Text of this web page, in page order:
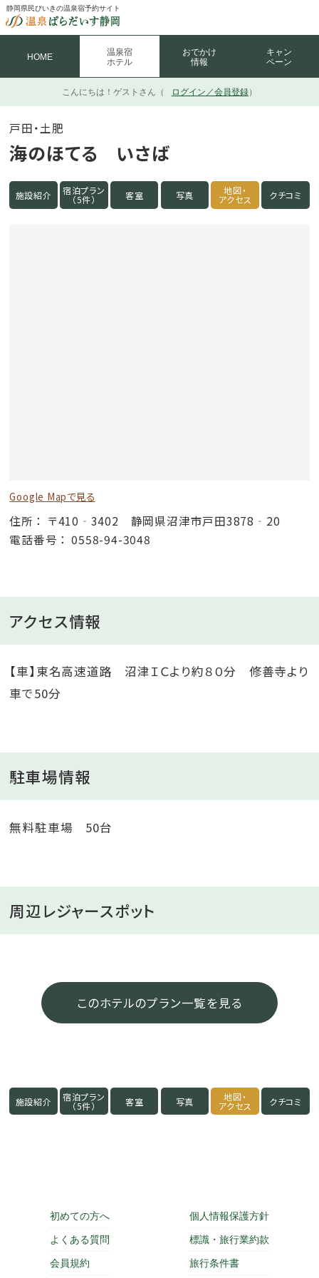
静岡県民びいきの温泉宿予約サイト
HOME
温泉宿
ホテル
おでかけ
情報
キャン
ペーン
こんにちは！ ゲストさん（ ログイン／会員登録）
戸田・土肥
海のほてる いさば
施設紹介 宿泊プラン
（5件） 客室 写真 地図・
アクセス クチコミ
Google Mapで見る
住所
〒410‐3402 静岡県沼津市戸田3878‐20
電話番号
0558-94-3048
アクセス情報
【車】東名高速道路 沼津ＩＣより約８０分 修善寺より
車で50分
駐車場情報
無料駐車場 50台
周辺レジャースポット
このホテルのプラン一覧を見る
施設紹介 宿泊プラン
（5件） 客室 写真 地図・
アクセス クチコミ
初めての方へ
よくある質問
会員規約
個人情報保護方針
標識・旅行業約款
旅行条件書